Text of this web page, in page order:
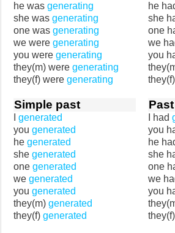
he was generating
she was generating
one was generating
we were generating
you were generating
they(m) were generating
they(f) were generating
he
she
one
we
you
Simple past
generated
you generated
he generated
she generated
one generated
we generated
you generated
they(m) generated
they(f) generated
I had
you
he
she
one
we
you